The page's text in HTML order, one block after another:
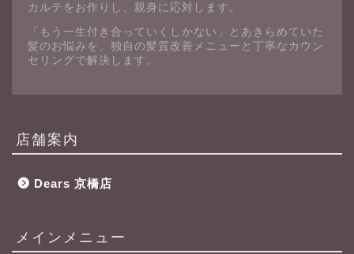
カルテをお作りし、親身に応対します。
「もう一生付き合っていくしかない」とあきらめていた
髪のお悩みを、独自の髪質改善メニューと丁寧なカウン
セリングで解決します。
店舗案内
Dears 京橋店
メインメニュー